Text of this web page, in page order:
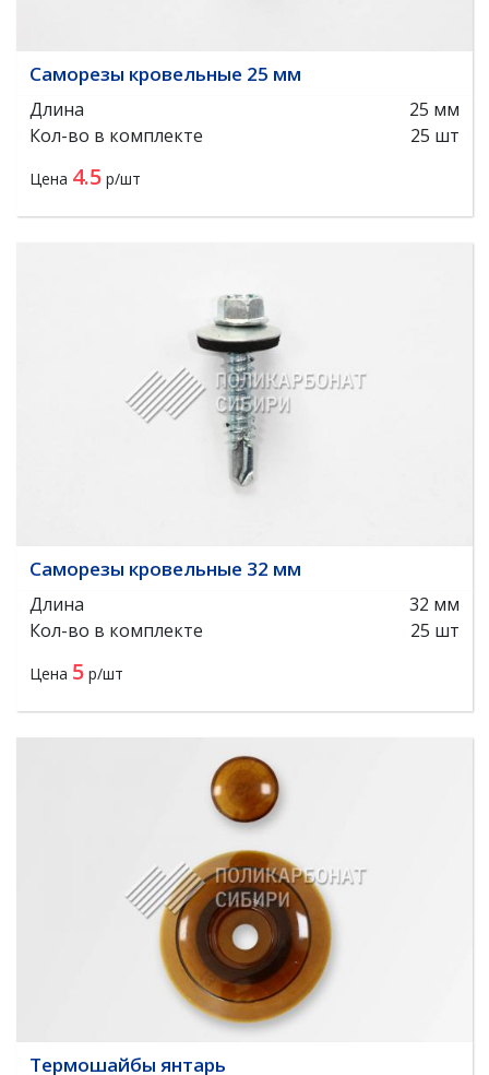
Саморезы кровельные 25 мм
Длина
25 мм
Кол-во в комплекте
25 шт
Цена 4.5 р/шт
Саморезы кровельные 32 мм
Длина
32 мм
Кол-во в комплекте
25 шт
Цена 5 р/шт
Термошайбы янтарь